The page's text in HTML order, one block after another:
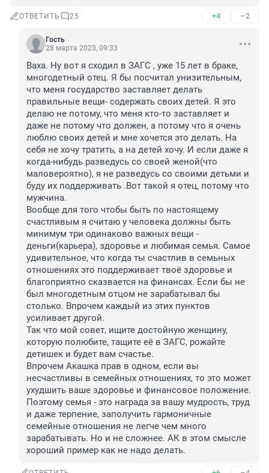
ОТВЕТИТЬ 25 +4 –2
Гость
28 марта 2023, 09:33
Ваха. Ну вот я сходил в ЗАГС , уже 15 лет в браке,
многодетный отец. Я бы посчитал унизительным,
что меня государство заставляет делать
правильные вещи- содержать своих детей. Я это
делаю не потому, что меня кто-то заставляет и
даже не потому что должен, а потому что я очень
люблю своих детей и мне хочется это делать. На
себя не хочу тратить, а на детей хочу. И если даже я
когда-нибудь разведусь со своей женой(что
маловероятно), я не разведусь со своими детьми и
буду их поддерживать .Вот такой я отец, потому что
мужчина.
Вообще для того чтобы быть по настоящему
счастливым я считаю у человека должны быть
минимум три одинаково важных вещи -
деньги(карьера), здоровье и любимая семья. Самое
удивительное, что когда ты счастлив в семьных
отношениях это поддерживает твоё здоровье и
благоприятно сказвается на финансах. Если бы не
был многодетным отцом не зарабатывал бы
столько. Впрочем каждый из этих пунктов
усиливает другой.
Так что мой совет, ищите достойную женщину,
которую полюбите, тащите её в ЗАГС, рожайте
детишек и будет вам счастье.
Впрочем Акашка прав в одном, если вы
несчастливы в семейных отношениях, то это может
ухудшить ваше здоровье и финансовое положение.
Поэтому семья - это награда за вашу мудрость, труд
и даже терпение, заполучить гармоничные
семейные отношения не легче чем много
зарабатывать. Но и не сложнее. АК в этом смысле
хороший пример как не надо делать.